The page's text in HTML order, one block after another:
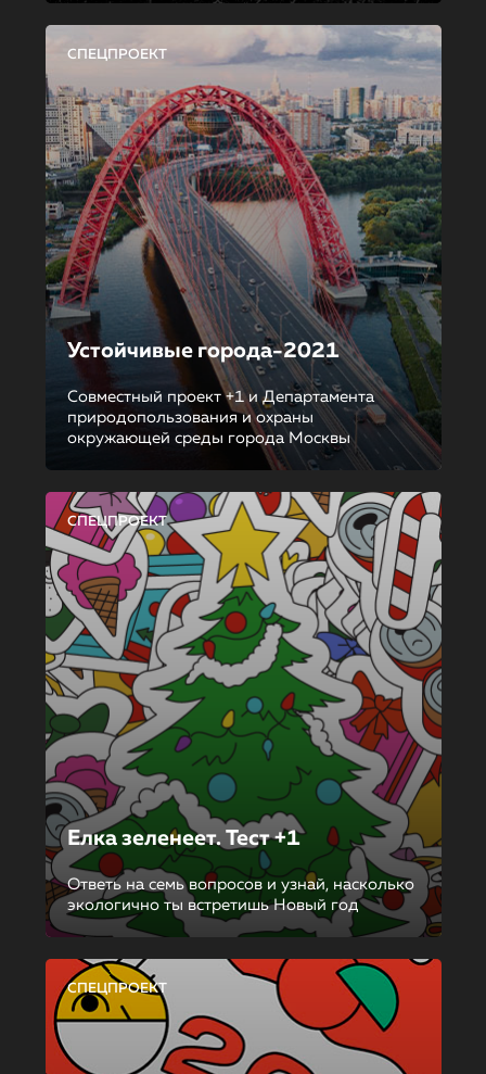
СПЕЦПРОЕКТ
Устойчивые города-2021
Совместный проект +1 и Департамента
природопользования и охраны
окружающей среды города Москвы
СПЕЦПРОЕКТ
Елка зеленеет. Тест +1
Ответь на семь вопросов и узнай, насколько
экологично ты встретишь Новый год
СПЕЦПРОЕКТ